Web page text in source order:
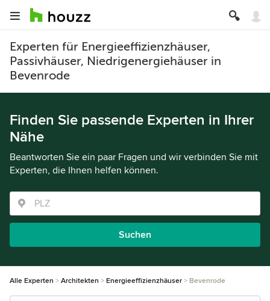
Experten für Energieeffizienzhäuser,
Passivhäuser, Niedrigenergiehäuser in
Bevenrode
Finden Sie passende Experten in Ihrer
Nähe
Beantworten Sie ein paar Fragen und wir verbinden Sie mit
Experten, die Ihnen helfen können.
Suchen
Alle Experten Architekten Energieeffizienzhäuser Bevenrode